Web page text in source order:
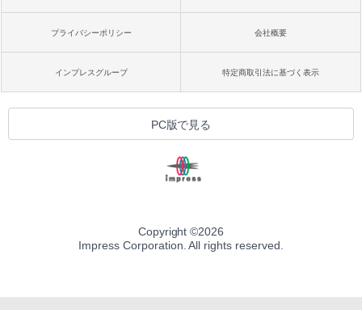
プライバシーポリシー 会社概要
インプレスグループ 特定商取引法に基づく表示
PC版で見る
Copyright ©2026
Impress Corporation. All rights reserved.